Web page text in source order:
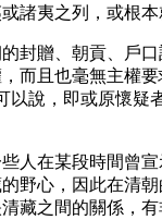
諸夷之列，或根本
封贈、朝貢、戶
而且也毫無主權
以說，即或原懷疑
人在某段時間曾
野心，因此在清
藏之間的關係，